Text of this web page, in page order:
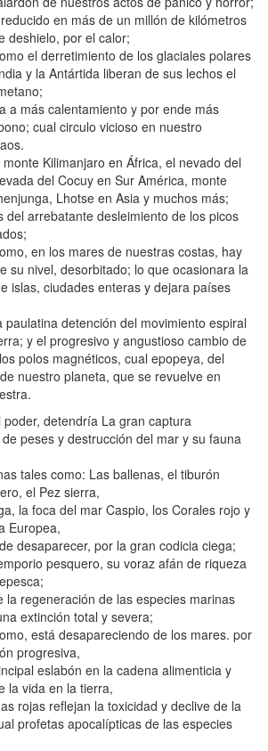
en más de un millón de kilómetros
deshielo, por el calor;
el derretimiento de los glaciales polares
y la Antártida liberan de sus lechos el
a más calentamiento y por ende más
cual circulo vicioso en nuestro
Kilimanjaro en África, el nevado del
del Cocuy en Sur América, monte
Lhotse en Asia y muchos más;
del arrebatante desleimiento de los picos
en los mares de nuestras costas, hay
su nivel, desorbitado; lo que ocasionara la
islas, ciudades enteras y dejara países
paulatina detención del movimiento espiral
y el progresivo y angustioso cambio de
polos magnéticos, cual epopeya, del
nuestro planeta, que se revuelve en
poder, detendría La gran captura
peses y destrucción del mar y su fauna
tales como: Las ballenas, el tiburón
el Pez sierra,
la foca del mar Caspio, los Corales rojo y
Europea,
desaparecer, por la gran codicia ciega;
pesquero, su voraz afán de riqueza
la regeneración de las especies marinas
extinción total y severa;
está desapareciendo de los mares. por
progresiva,
eslabón en la cadena alimenticia y
la vida en la tierra,
rojas reflejan la toxicidad y declive de la
profetas apocalípticas de las especies